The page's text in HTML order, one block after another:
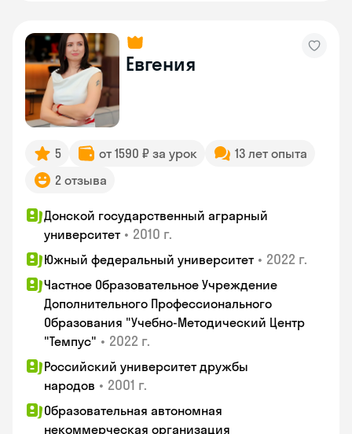
Евгения
5 от 1590 ₽ за урок
13 лет опыта
2 отзыва
Донской государственный аграрный
университет • 2010 г.
Южный федеральный университет • 2022 г.
Частное Образовательное Учреждение
Дополнительного Профессионального
Образования "Учебно-Методический Центр
"Темпус" • 2022 г.
Российский университет дружбы
народов • 2001 г.
Образовательная автономная
некоммерческая организация